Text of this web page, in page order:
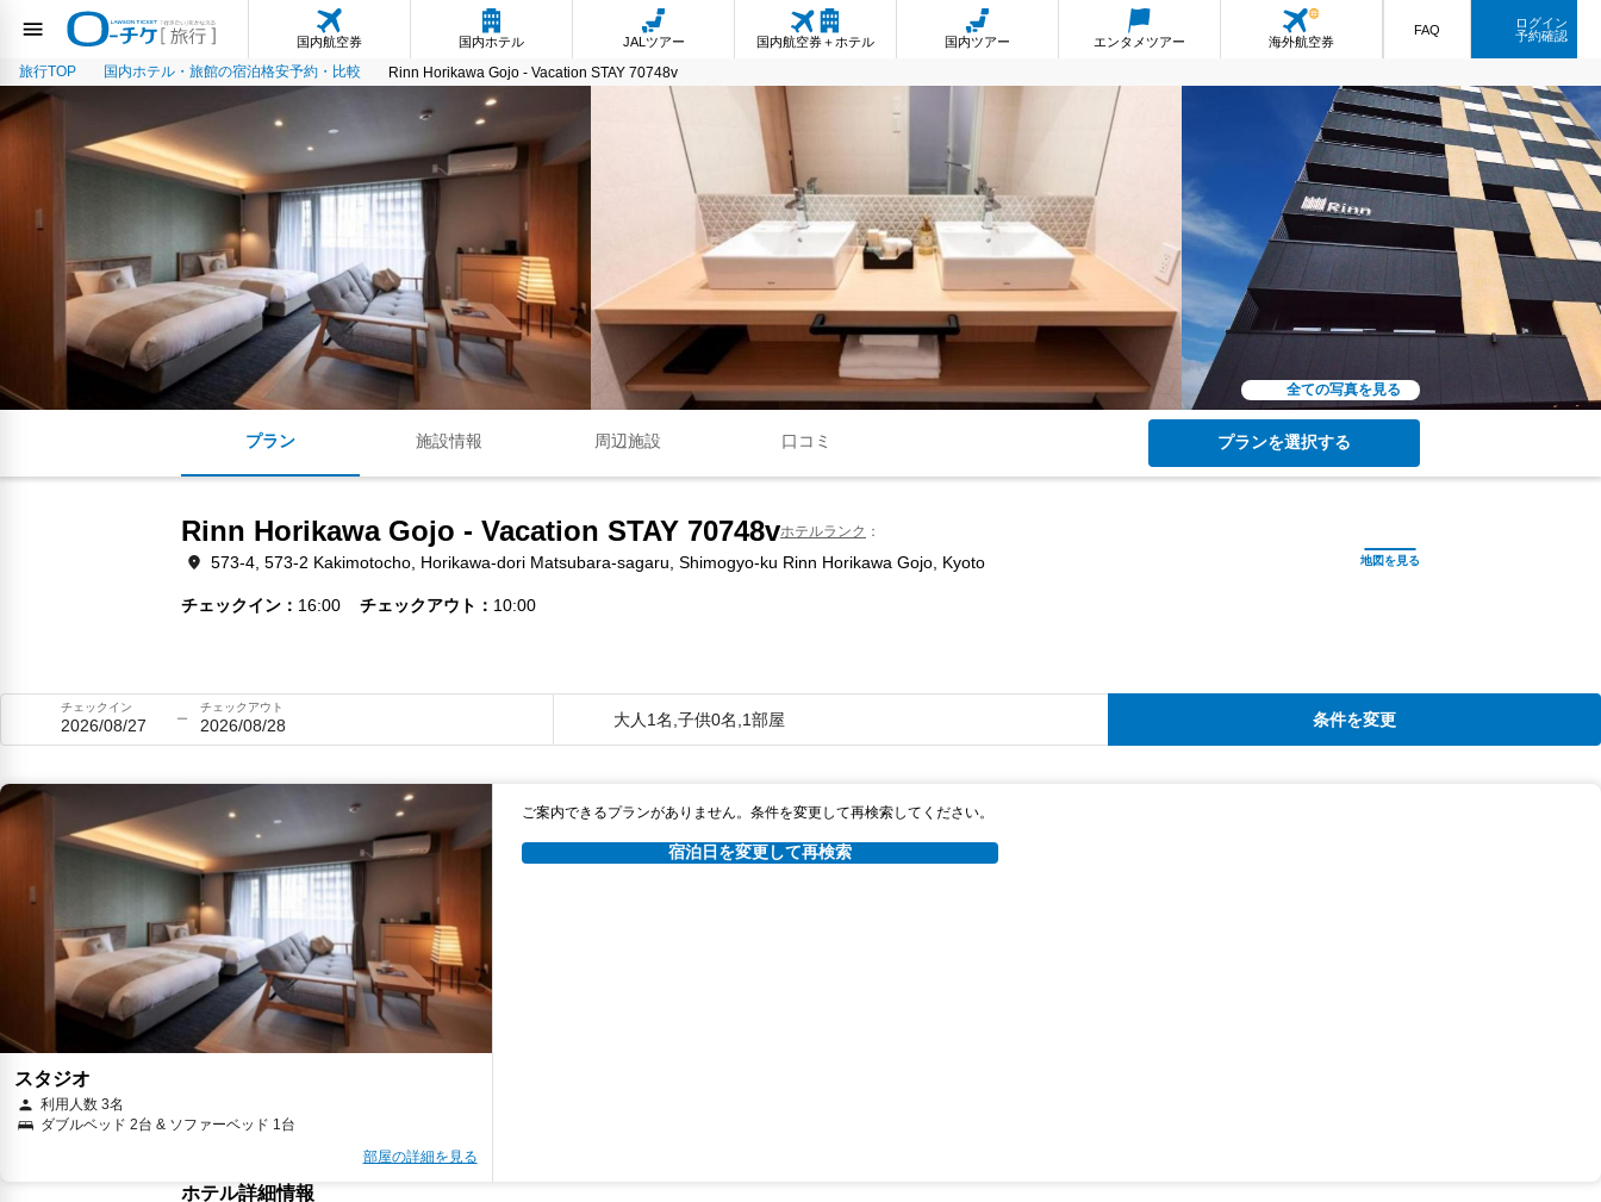
国内航空券 国内ホテル JALツアー 国内航空券＋ホテル 国内ツアー エンタメツアー 海外航空券
FAQ
ログイン
予約確認
旅行TOP 国内ホテル・旅館の宿泊格安予約・比較 Rinn Horikawa Gojo - Vacation STAY 70748v
全ての写真を見る
プラン 施設情報 周辺施設 口コミ プランを選択する
Rinn Horikawa Gojo - Vacation STAY 70748vホテルランク
573-4, 573-2 Kakimotocho, Horikawa-dori Matsubara-sagaru, Shimogyo-ku Rinn Horikawa Gojo, Kyoto
チェックイン 16:00 チェックアウト 10:00
チェックイン
2026/08/27
チェックアウト
2026/08/28 大人1名,子供0名,1部屋 条件を変更
スタジオ
利用人数 3名
ダブルベッド 2台 & ソファーベッド 1台
部屋の詳細を見る
ご案内できるプランがありません。条件を変更して再検索してください。
宿泊日を変更して再検索
ホテル詳細情報